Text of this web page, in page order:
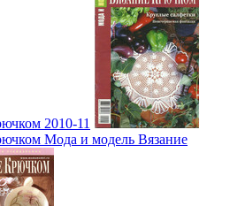
2010-11
Мода и модель Вязание